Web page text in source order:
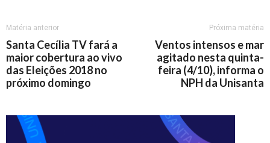
Matéria anterior
Santa Cecília TV fará a
maior cobertura ao vivo
das Eleições 2018 no
próximo domingo
Próxima matéria
Ventos intensos e mar
agitado nesta quinta-
feira (4/10), informa o
NPH da Unisanta